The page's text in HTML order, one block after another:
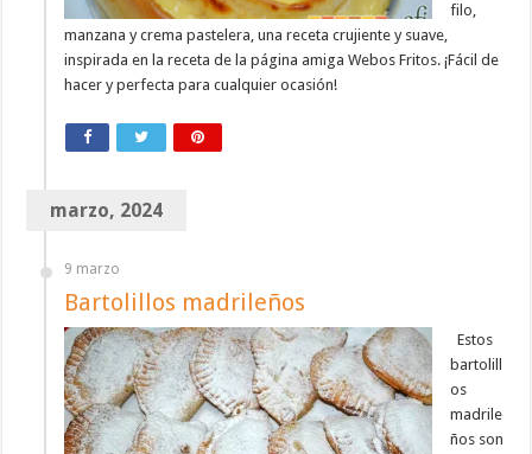
filo,
manzana y crema pastelera, una receta crujiente y suave,
inspirada en la receta de la página amiga Webos Fritos. ¡Fácil de
hacer y perfecta para cualquier ocasión!
marzo, 2024
9 marzo
Bartolillos madrileños
Estos
bartolill
os
madrile
ños son